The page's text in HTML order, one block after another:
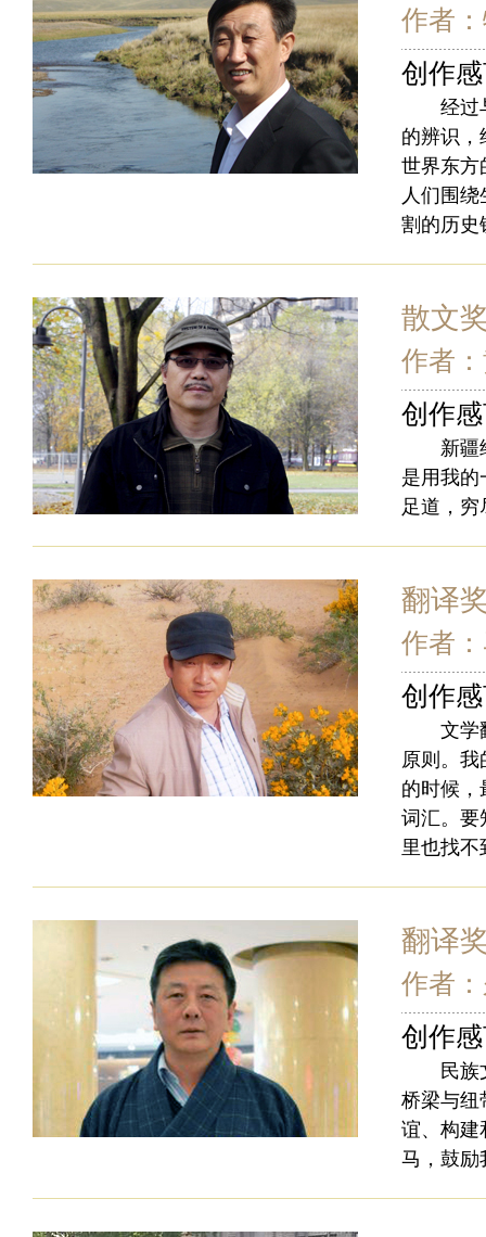
作者
创作
经过与
的辨识，
世界东方
人们围
割的历
散文
作者
创作
新疆给
是用我的
足道，
翻译
作者
创作
文学翻
原则。
的时候，
词汇。要
里也找
翻译
作者
创作
民族文
桥梁与纽
谊、构建
马，鼓励